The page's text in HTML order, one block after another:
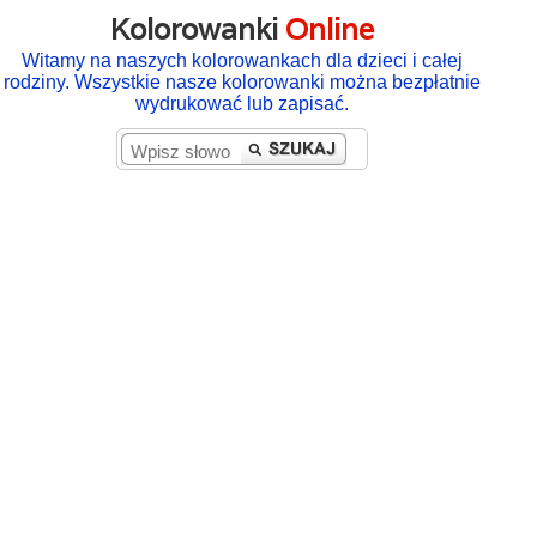
Kolorowanki Online
Witamy na naszych kolorowankach dla dzieci i całej
rodziny. Wszystkie nasze kolorowanki można bezpłatnie
wydrukować lub zapisać.